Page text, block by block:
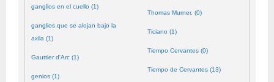
ganglios en el cuello (1)
ganglios que se alojan bajo la
axila (1)
Gauttier d'Arc (1)
genios (1)
Thomas Murner. (0)
Ticiano (1)
Tiempo Cervantes (0)
Tiempo de Cervantes (13)